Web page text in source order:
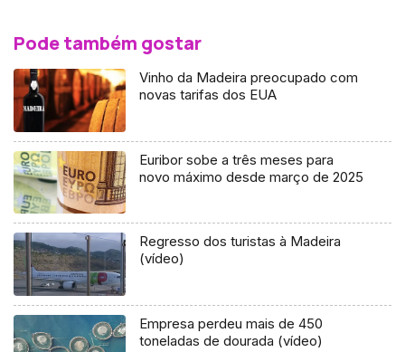
Pode também gostar
Vinho da Madeira preocupado com
novas tarifas dos EUA
Euribor sobe a três meses para
novo máximo desde março de 2025
Regresso dos turistas à Madeira
(vídeo)
Empresa perdeu mais de 450
toneladas de dourada (vídeo)